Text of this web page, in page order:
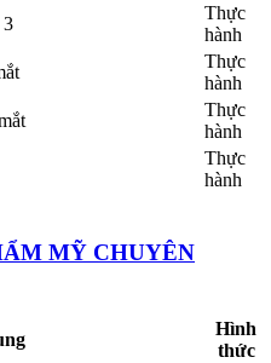
3
Thực
hành
Thực
hành
Thực
hành
Thực
hành
MỸ CHUYÊN
Hình
thức